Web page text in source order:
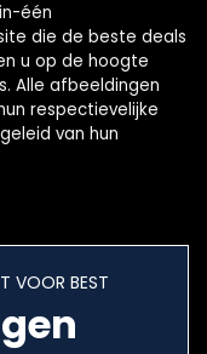
één
die de beste deals
u op de hoogte
Alle afbeeldingen
respectievelijke
van hun
VOOR BEST